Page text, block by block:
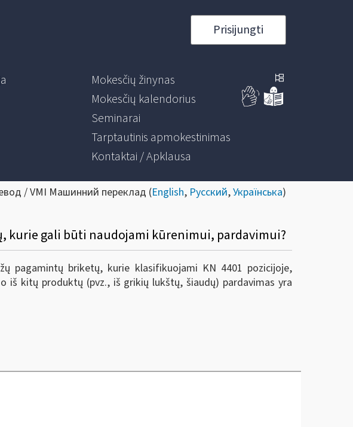
Prisijungti
Mokesčių žinynas
Mokesčių kalendorius
Seminarai
Tarptautinis apmokestinimas
Kontaktai / Apklausa
/ VMI Машинний переклад (English, Русский,Українська)
kurie gali būti naudojami kūrenimui, pardavimui?
pagamintų briketų, kurie klasifikuojami KN 4401 pozicijoje,
iš kitų produktų (pvz., iš grikių lukštų, šiaudų) pardavimas yra